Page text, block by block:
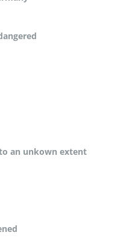
an unkown extent